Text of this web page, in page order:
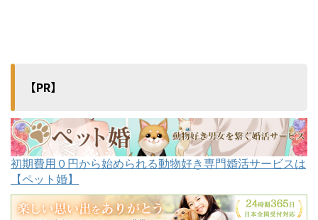
【PR】
初期費用０円から始められる動物好き専門婚活サービスは
【ペット婚】